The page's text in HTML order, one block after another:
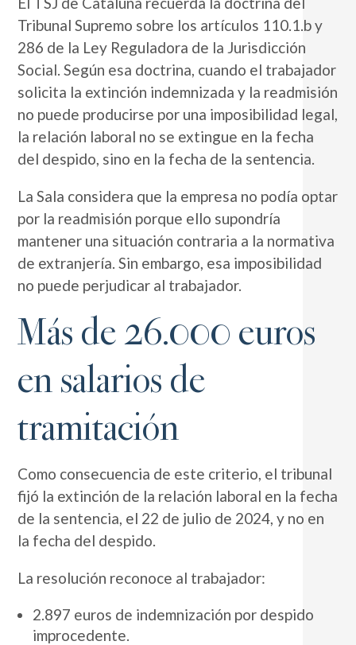
Tribunal Supremo sobre los artículos 110.1.b y
286 de la Ley Reguladora de la Jurisdicción
Social. Según esa doctrina, cuando el trabajador
solicita la extinción indemnizada y la readmisión
no puede producirse por una imposibilidad legal,
la relación laboral no se extingue en la fecha
del despido, sino en la fecha de la sentencia.
La Sala considera que la empresa no podía optar
por la readmisión porque ello supondría
mantener una situación contraria a la normativa
de extranjería. Sin embargo, esa imposibilidad
no puede perjudicar al trabajador.
Más de 26.000 euros
en salarios de
tramitación
Como consecuencia de este criterio, el tribunal
fijó la extinción de la relación laboral en la fecha
de la sentencia, el 22 de julio de 2024, y no en
la fecha del despido.
La resolución reconoce al trabajador:
2.897 euros de indemnización por despido
improcedente.